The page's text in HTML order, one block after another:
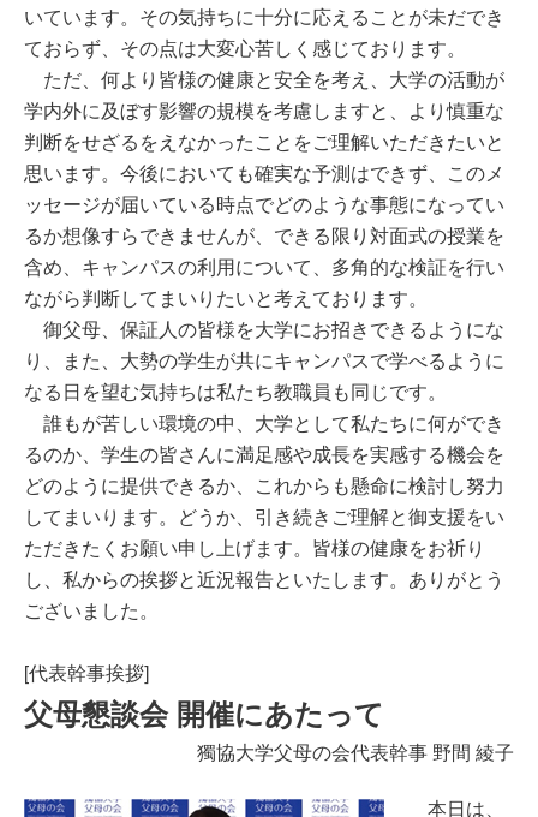
いています。その気持ちに十分に応えることが未だでき
ておらず、その点は大変心苦しく感じております。
ただ、何より皆様の健康と安全を考え、大学の活動が
学内外に及ぼす影響の規模を考慮しますと、より慎重な
判断をせざるをえなかったことをご理解いただきたいと
思います。今後においても確実な予測はできず、このメ
ッセージが届いている時点でどのような事態になってい
るか想像すらできませんが、できる限り対面式の授業を
含め、キャンパスの利用について、多角的な検証を行い
ながら判断してまいりたいと考えております。
御父母、保証人の皆様を大学にお招きできるようにな
り、また、大勢の学生が共にキャンパスで学べるように
なる日を望む気持ちは私たち教職員も同じです。
誰もが苦しい環境の中、大学として私たちに何ができ
るのか、学生の皆さんに満足感や成長を実感する機会を
どのように提供できるか、これからも懸命に検討し努力
してまいります。どうか、引き続きご理解と御支援をい
ただきたくお願い申し上げます。皆様の健康をお祈り
し、私からの挨拶と近況報告といたします。ありがとう
ございました。
[代表幹事挨拶]
父母懇談会 開催にあたって
獨協大学父母の会代表幹事 野間 綾子
本日は、